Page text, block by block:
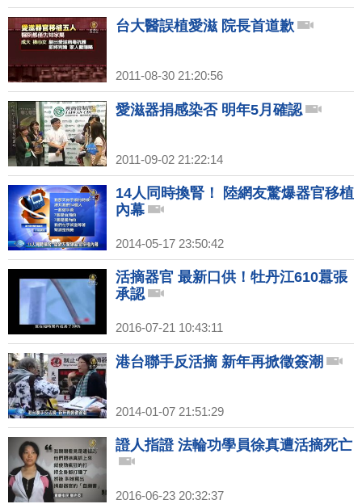
台大醫誤植愛滋 院長首道歉
2011-08-30 21:20:56
愛滋器捐感染否 明年5月確認
2011-09-02 21:22:14
14人同時換腎！ 陸網友驚爆器官移植
內幕
2014-05-17 23:50:42
活摘器官 最新口供！牡丹江610囂張
承認
2016-07-21 10:43:11
港台聯手反活摘 新年再掀徵簽潮
2014-01-07 21:51:29
證人指證 法輪功學員徐真遭活摘死亡
2016-06-23 20:32:37